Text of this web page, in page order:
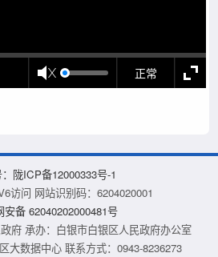
正常
陇ICP备12000333号-1
访问 网站识别码：6204020001
安备 62040202000481号
府 承办：白银市白银区人民政府办公室
大数据中心 联系方式：0943-8236273